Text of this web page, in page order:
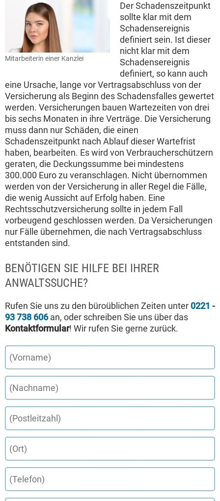
Mitarbeiterin einer Kanzlei
Der Schadenszeitpunkt
sollte klar mit dem
Schadensereignis
definiert sein. Ist dieser
nicht klar mit dem
Schadensereignis
definiert, so kann auch
eine Ursache, lange vor Vertragsabschluss von der
Versicherung als Beginn des Schadensfalles gewertet
werden. Versicherungen bauen Wartezeiten von drei
bis sechs Monaten in ihre Verträge. Die Versicherung
muss dann nur Schäden, die einen
Schadenszeitpunkt nach Ablauf dieser Wartefrist
haben, bearbeiten. Es wird von Verbraucherschützern
geraten, die Deckungssumme bei mindestens
300.000 Euro zu veranschlagen. Nicht übernommen
werden von der Versicherung in aller Regel die Fälle,
die wenig Aussicht auf Erfolg haben. Eine
Rechtsschutzversicherung sollte in jedem Fall
vorbeugend geschlossen werden. Da Versicherungen
nur Fälle übernehmen, die nach Vertragsabschluss
entstanden sind.
BENÖTIGEN SIE HILFE BEI IHRER
ANWALTSSUCHE?
Rufen Sie uns zu den büroüblichen Zeiten unter 0221 -
93 738 606an, oder schreiben Sie uns über das
Kontaktformular! Wir rufen Sie gerne zurück.